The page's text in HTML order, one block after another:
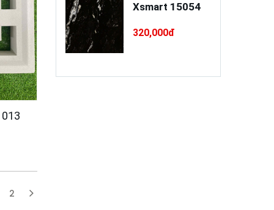
2
Ý RI 5PC55 Xsmart 15054
320,000đ